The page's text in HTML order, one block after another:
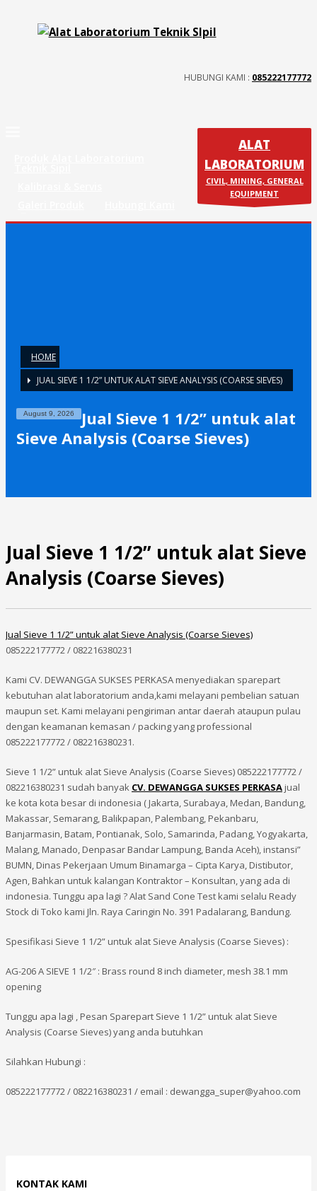
HUBUNGI KAMI : 085222177772
ALAT
LABORATORIUM
CIVIL, MINING, GENERAL
EQUIPMENT
HOME
JUAL SIEVE 1 1/2” UNTUK ALAT SIEVE ANALYSIS (COARSE SIEVES)
August 9, 2026
Jual Sieve 1 1/2” untuk alat
Sieve Analysis (Coarse Sieves)
Jual Sieve 1 1/2” untuk alat Sieve
Analysis (Coarse Sieves)
Jual Sieve 1 1/2” untuk alat Sieve Analysis (Coarse Sieves)
085222177772 / 082216380231
Kami CV. DEWANGGA SUKSES PERKASA menyediakan sparepart
kebutuhan alat laboratorium anda,kami melayani pembelian satuan
maupun set. Kami melayani pengiriman antar daerah ataupun pulau
dengan keamanan kemasan / packing yang professional
085222177772 / 082216380231.
Sieve 1 1/2” untuk alat Sieve Analysis (Coarse Sieves) 085222177772 /
082216380231 sudah banyak CV. DEWANGGA SUKSES PERKASAjual
ke kota kota besar di indonesia ( Jakarta, Surabaya, Medan, Bandung,
Makassar, Semarang, Balikpapan, Palembang, Pekanbaru,
Banjarmasin, Batam, Pontianak, Solo, Samarinda, Padang, Yogyakarta,
Malang, Manado, Denpasar Bandar Lampung, Banda Aceh), instansi”
BUMN, Dinas Pekerjaan Umum Binamarga – Cipta Karya, Distibutor,
Agen, Bahkan untuk kalangan Kontraktor – Konsultan, yang ada di
indonesia. Tunggu apa lagi ? Alat Sand Cone Test kami selalu Ready
Stock di Toko kami Jln. Raya Caringin No. 391 Padalarang, Bandung.
Spesifikasi Sieve 1 1/2” untuk alat Sieve Analysis (Coarse Sieves) :
AG-206 A SIEVE 1 1/2″ : Brass round 8 inch diameter, mesh 38.1 mm
opening
Tunggu apa lagi , Pesan Sparepart Sieve 1 1/2” untuk alat Sieve
Analysis (Coarse Sieves) yang anda butuhkan
Silahkan Hubungi :
085222177772 / 082216380231 / email : dewangga_super@yahoo.com
KONTAK KAMI